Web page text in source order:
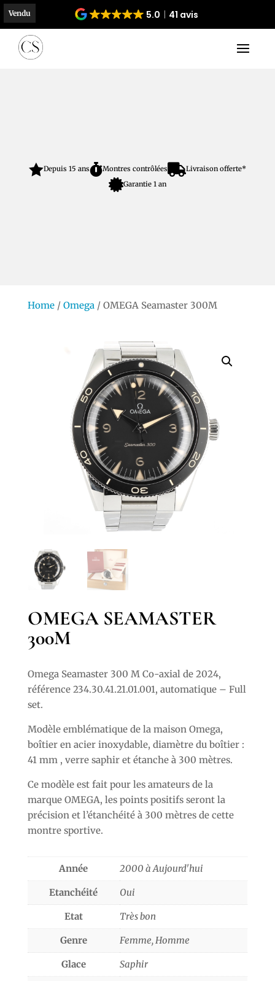
5.0 41 avis
Depuis 15 ansMontres contrôlées Livraison offerte*
Garantie 1 an
Vendu
Home/ Omega / OMEGA Seamaster 300M
OMEGA SEAMASTER
300M
Omega Seamaster 300 M Co-axial de 2024,
référence 234.30.41.21.01.001, automatique – Full
set.
Modèle emblématique de la maison Omega,
boîtier en acier inoxydable, diamètre du boîtier :
41 mm , verre saphir et étanche à 300 mètres.
Ce modèle est fait pour les amateurs de la
marque OMEGA, les points positifs seront la
précision et l’étanchéité à 300 mètres de cette
montre sportive.
Année 2000 à Aujourd'hui
Etanchéité Oui
Etat Très bon
Genre Femme, Homme
Glace Saphir